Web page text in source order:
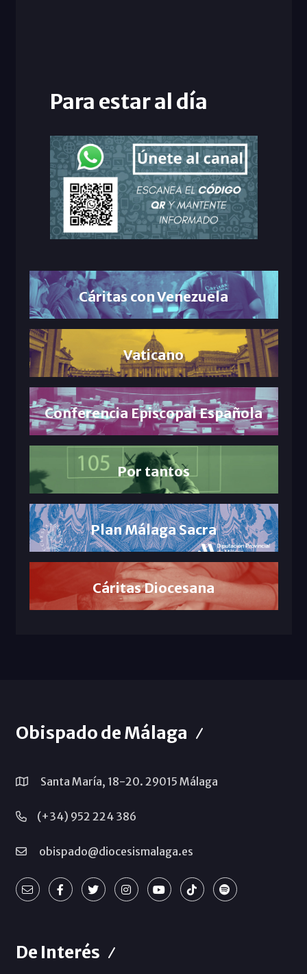
Para estar al día
Cáritas con Venezuela
Vaticano
Conferencia Episcopal Española
Por tantos
Plan Málaga Sacra
Cáritas Diocesana
Obispado de Málaga
Santa María, 18-20. 29015 Málaga
(+34) 952 224 386
obispado@diocesismalaga.es
De Interés